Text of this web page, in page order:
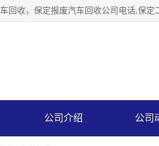
公司介绍 公司